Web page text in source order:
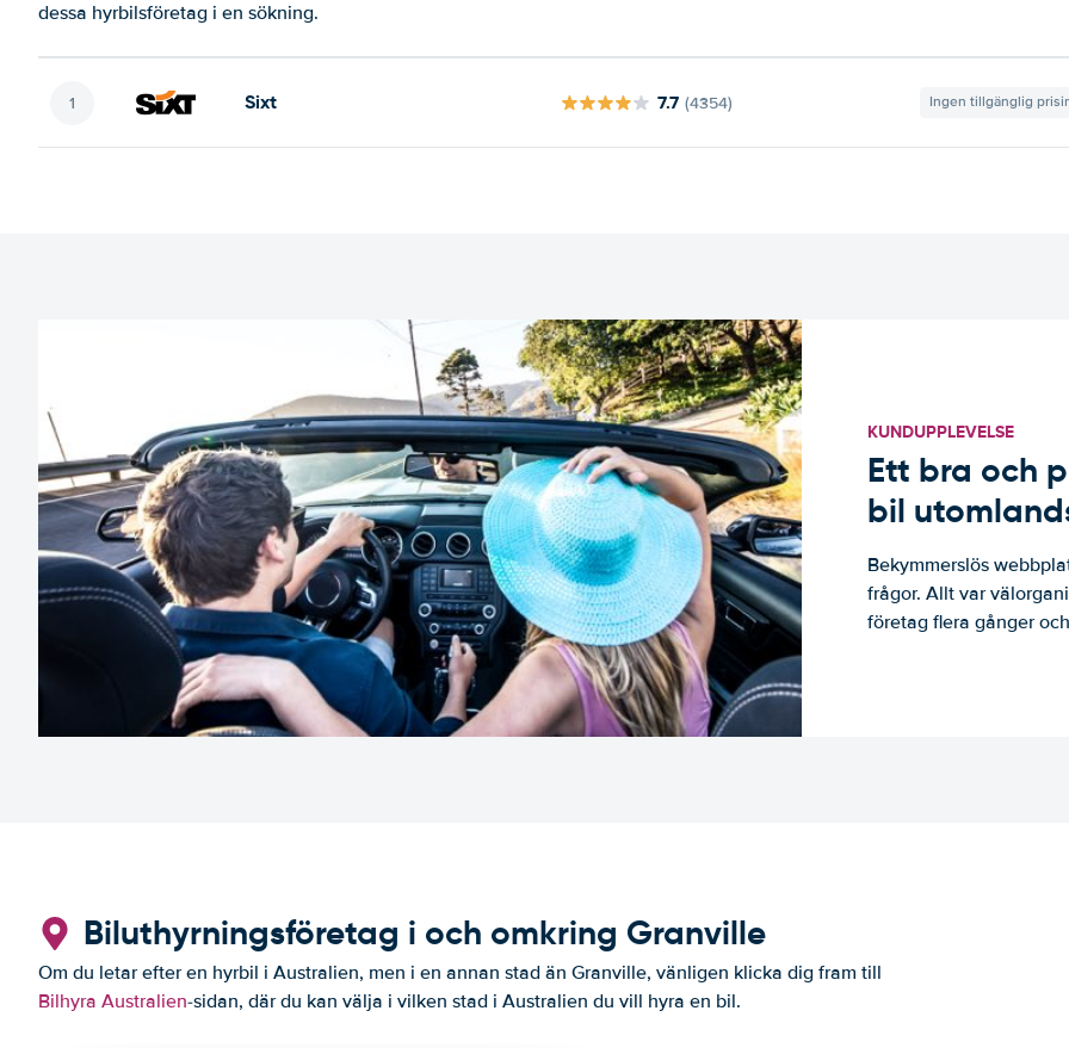
dessa hyrbilsföretag i en sökning.
Sixt 7.7 (4354) Ingen tillgänglig
KUNDUPPLEVELSE
Ett bra och
bil
Bekymmerslös
frågor. Allt var
företag flera gånger
Biluthyrningsföretag i och omkring Granville
Om du letar efter en hyrbil i Australien, men i en annan stad än Granville, vänligen klicka dig fram till
Bilhyra Australien-sidan, där du kan välja i vilken stad i Australien du vill hyra en bil.